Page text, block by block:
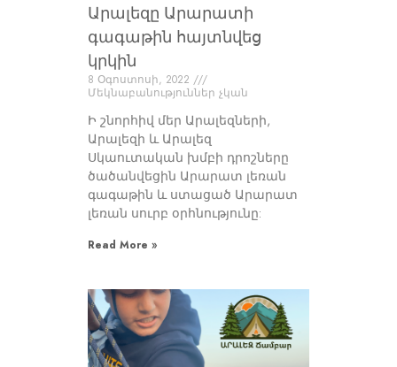
Արալեզը Արարատի
գագաթին հայտնվեց
կրկին
8 Օգոստոսի, 2022
Մեկնաբանություններ չկան
Ի շնորհիվ մեր Արալեզների,
Արալեզի և Արալեզ
Սկաուտական խմբի դրոշները
ծածանվեցին Արարատ լեռան
գագաթին և ստացած Արարատ
լեռան սուրբ օրհնությունը:
Read More »